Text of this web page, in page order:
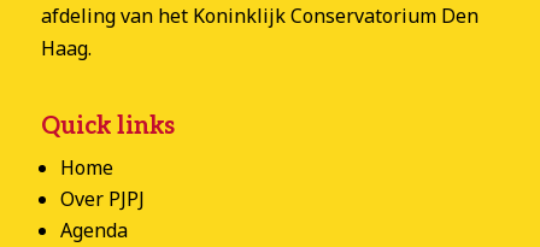
afdeling van het Koninklijk Conservatorium Den
Haag.
Quick links
Home
Over PJPJ
Agenda